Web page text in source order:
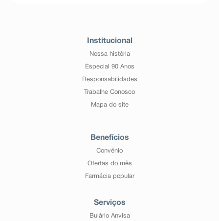
Institucional
Nossa história
Especial 90 Anos
Responsabilidades
Trabalhe Conosco
Mapa do site
Benefícios
Convênio
Ofertas do mês
Farmácia popular
Serviços
Bulário Anvisa